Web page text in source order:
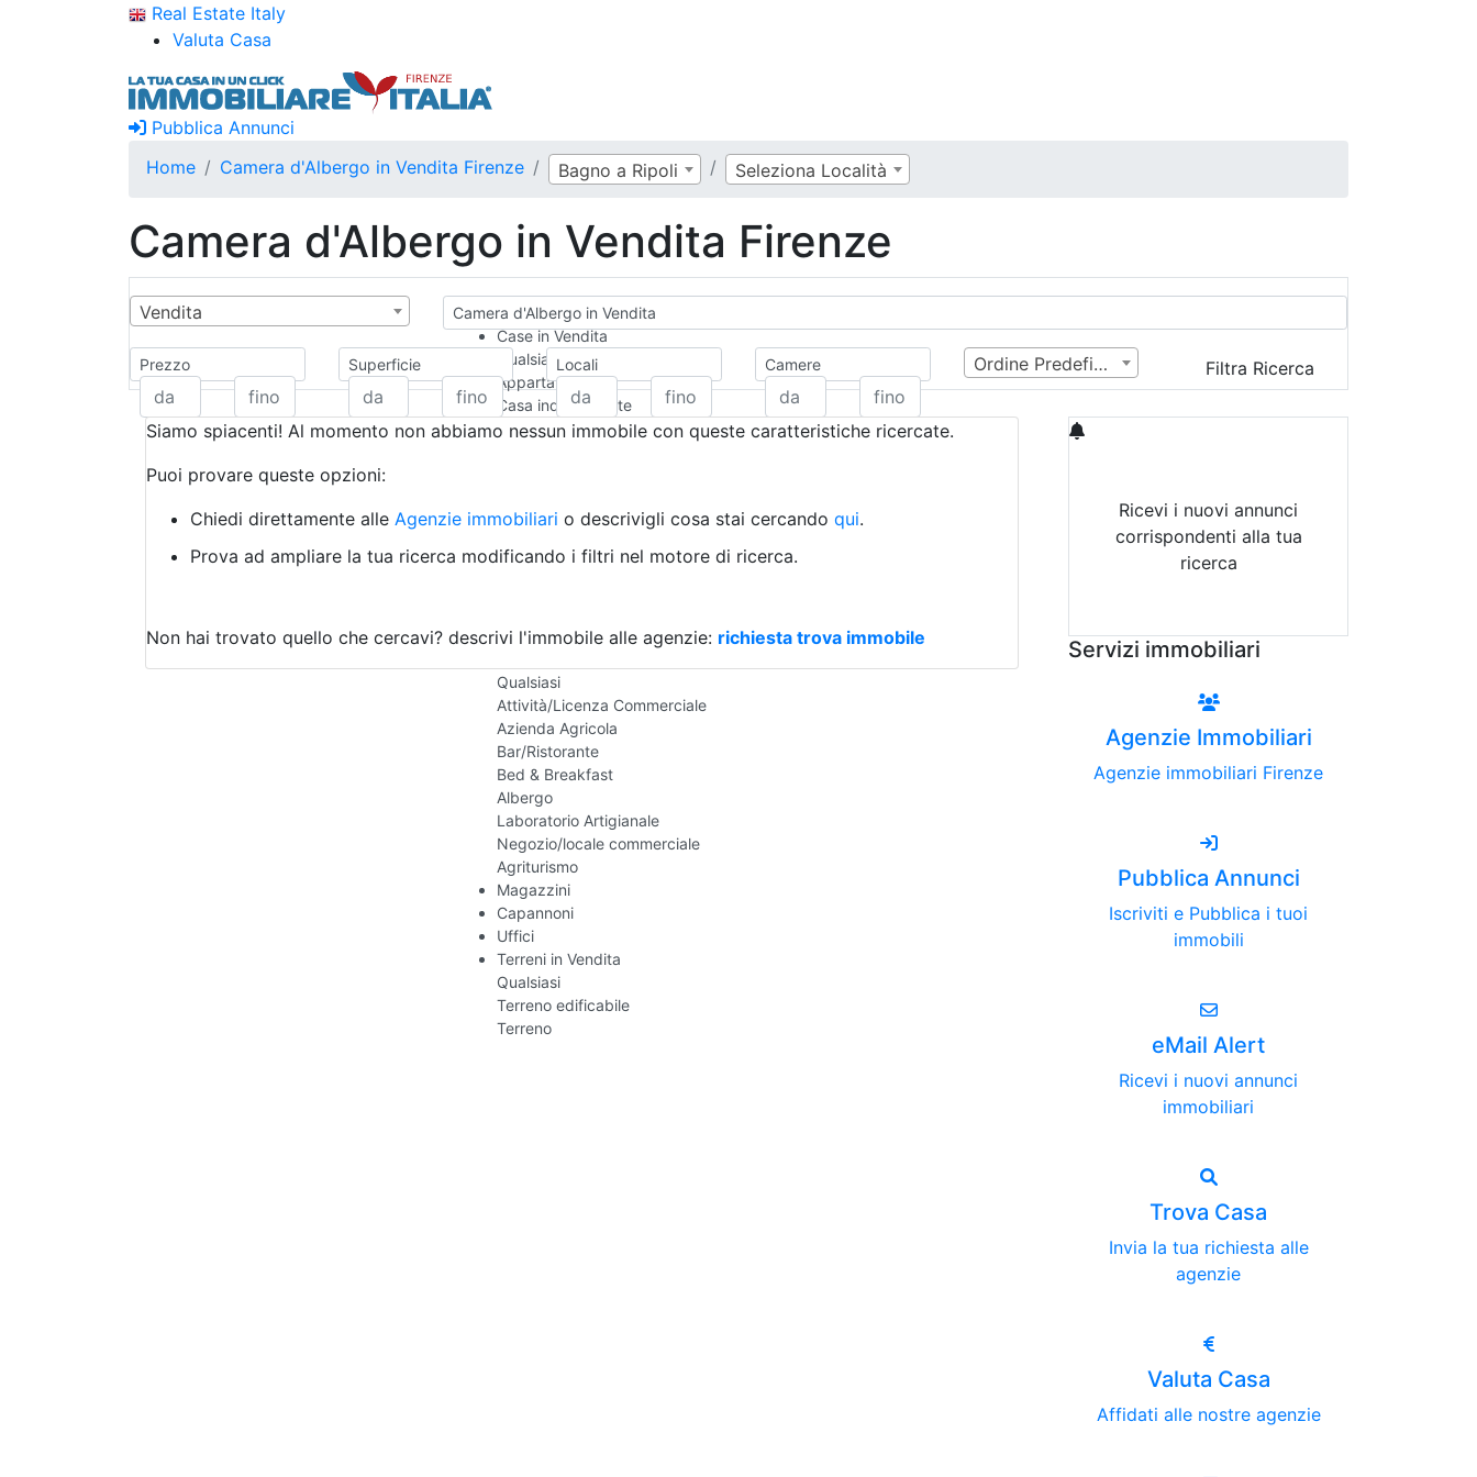
Real Estate Italy
Valuta Casa
Pubblica Annunci
Home
Camera d'Albergo in Vendita Firenze Bagno a Ripoli Seleziona Località
Camera d'Albergo in Vendita Firenze
Vendita
Camera d'Albergo in Vendita
Case in Vendita
Qualsiasi
Appartamento
Casa indipendente
Casa Semi-indipendente
Rustico/Casale
Camera d'Albergo
Box/Garage
Qualsiasi
Attività/Licenza Commerciale
Azienda Agricola
Bar/Ristorante
Bed & Breakfast
Albergo
Laboratorio Artigianale
Negozio/locale commerciale
Agriturismo
Magazzini
Capannoni
Uffici
Terreni in Vendita
Qualsiasi
Terreno edificabile
Terreno
Prezzo Superficie Locali Camere Ordine Predefinito Filtra Ricerca
Siamo spiacenti! Al momento non abbiamo nessun immobile con queste caratteristiche ricercate.
Puoi provare queste opzioni:
Chiedi direttamente alle Agenzie immobiliari o descrivigli cosa stai cercando qui.
Prova ad ampliare la tua ricerca modificando i filtri nel motore di ricerca.
Non hai trovato quello che cercavi? descrivi l'immobile alle agenzie: richiesta trova immobile
Ricevi i nuovi annunci
corrispondenti alla tua
ricerca
Servizi immobiliari
Agenzie Immobiliari
Agenzie immobiliari Firenze
Pubblica Annunci
Iscriviti e Pubblica i tuoi
immobili
eMail Alert
Ricevi i nuovi annunci
immobiliari
Trova Casa
Invia la tua richiesta alle
agenzie
Valuta Casa
Affidati alle nostre agenzie